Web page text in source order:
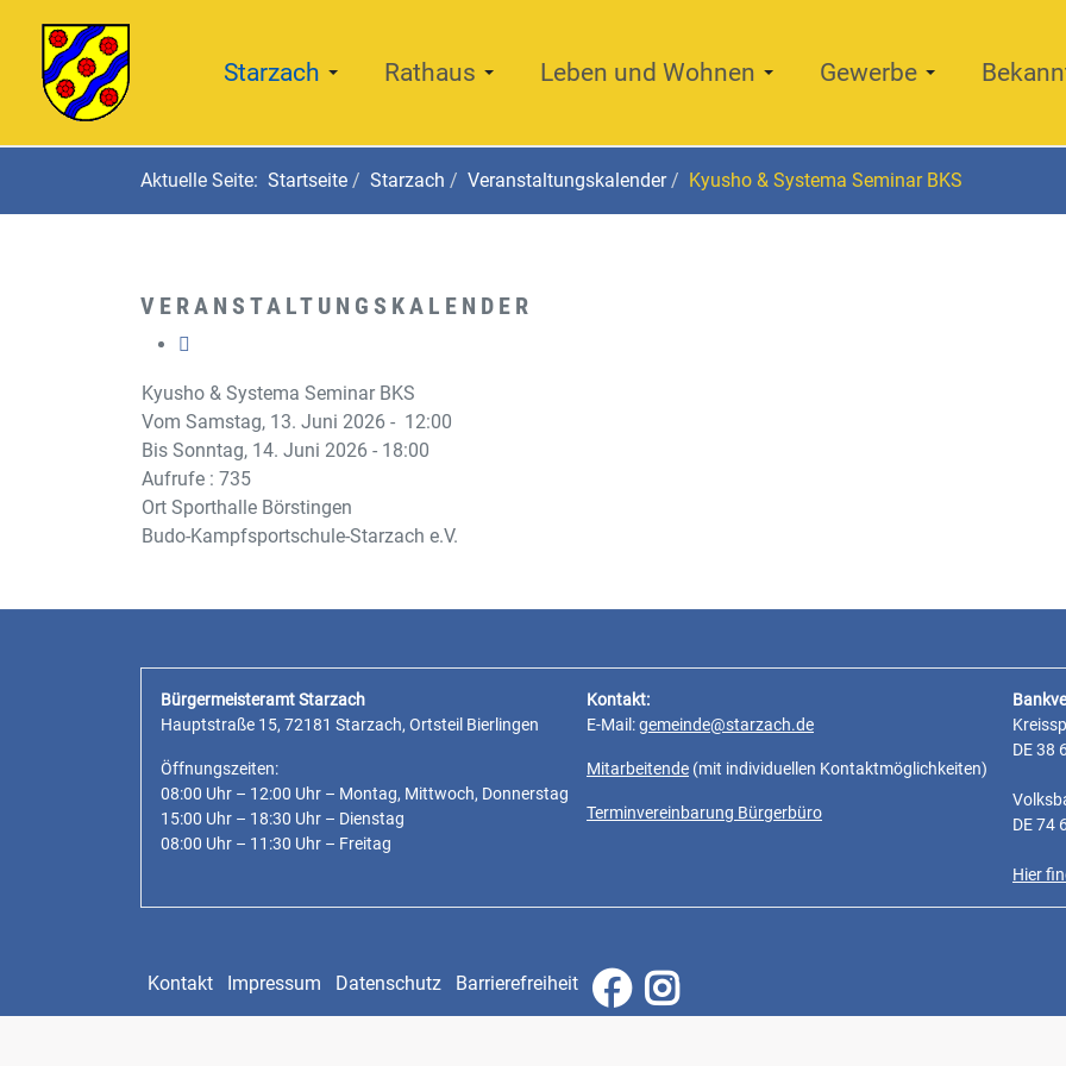
Starzach Rathaus Leben und Wohnen Gewerbe
Aktuelle Seite: Startseite Starzach Veranstaltungskalender Kyusho & Systema Seminar BKS
VERANSTALTUNGSKALENDER
Kyusho & Systema Seminar BKS
Vom Samstag, 13. Juni 2026 - 12:00
Bis Sonntag, 14. Juni 2026 - 18:00
Aufrufe : 735
Ort Sporthalle Börstingen
Budo-Kampfsportschule-Starzach e.V.
Bürgermeisteramt Starzach
Hauptstraße 15, 72181 Starzach, Ortsteil Bierlingen
Öffnungszeiten:
08:00 Uhr – 12:00 Uhr – Montag, Mittwoch, Donnerstag
15:00 Uhr – 18:30 Uhr – Dienstag
08:00 Uhr – 11:30 Uhr – Freitag
Kontakt:
E-Mail:gemeinde@starzach.de
Mitarbeitende (mit individuellen Kontaktmöglichkeiten)
Terminvereinbarung Bürgerbüro
DE 38
DE 74
Hier
Kontakt Impressum Datenschutz Barrierefreiheit